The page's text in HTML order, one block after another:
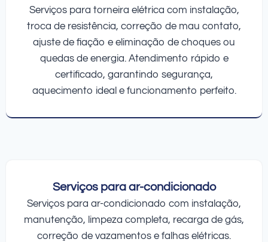
Serviços para torneira elétrica com instalação,
troca de resistência, correção de mau contato,
ajuste de fiação e eliminação de choques ou
quedas de energia. Atendimento rápido e
certificado, garantindo segurança,
aquecimento ideal e funcionamento perfeito.
Serviços para ar-condicionado
Serviços para ar-condicionado com instalação,
manutenção, limpeza completa, recarga de gás,
correção de vazamentos e falhas elétricas.